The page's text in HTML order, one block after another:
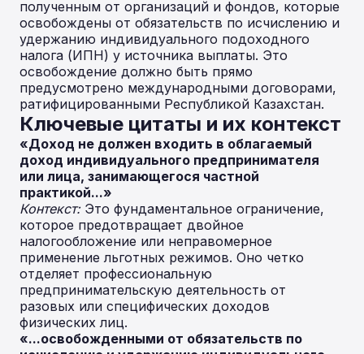
полученным от организаций и фондов, которые
освобождены от обязательств по исчислению и
удержанию индивидуального подоходного
налога (ИПН) у источника выплаты. Это
освобождение должно быть прямо
предусмотрено международными договорами,
ратифицированными Республикой Казахстан.
Ключевые цитаты и их контекст
«Доход не должен входить в облагаемый
доход индивидуального предпринимателя
или лица, занимающегося частной
практикой...»
Контекст:Это фундаментальное ограничение,
которое предотвращает двойное
налогообложение или неправомерное
применение льготных режимов. Оно четко
отделяет профессиональную
предпринимательскую деятельность от
разовых или специфических доходов
физических лиц.
«...освобожденными от обязательств по